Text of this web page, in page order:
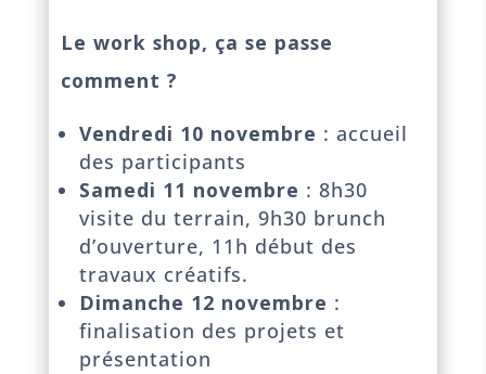
Le work shop, ça se passe
comment ?
Vendredi 10 novembre : accueil
des participants
Samedi 11 novembre : 8h30
visite du terrain, 9h30 brunch
d’ouverture, 11h début des
travaux créatifs.
Dimanche 12 novembre :
finalisation des projets et
présentation